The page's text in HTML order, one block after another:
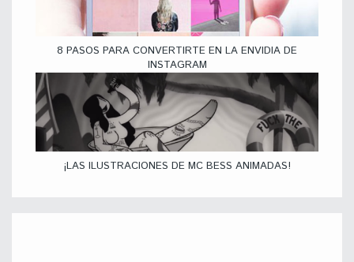
8 PASOS PARA CONVERTIRTE EN LA ENVIDIA DE
INSTAGRAM
¡LAS ILUSTRACIONES DE MC BESS ANIMADAS!